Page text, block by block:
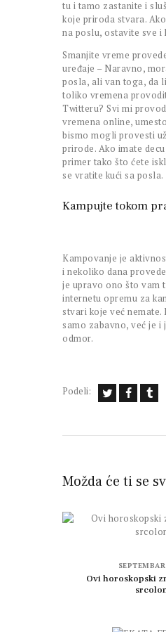
tu i tamo zastanite i
koje priroda stvara.
na poslu, ostavite sve i
Smanjite vreme
uređaje – Naravno,
posla, ali van toga, da
toliko vremena
Twitteru? Svi mi
vremena online,
bismo mogli provesti
prirode. Ako imate
primer tako što ćete
se vratite kući sa posla.
Kampujte tokom
Kampovanje je
i nekoliko dana
je upravo ono što vam
internetu opremu za
stvari koje već nemate.
samo zabavno, već je i
odmor.
Podeli:
Možda će ti se
Ovi horoskopski